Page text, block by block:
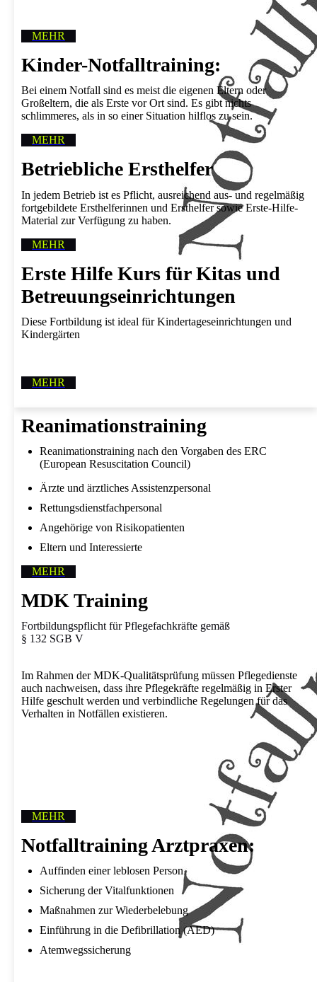
MEHR
Kinder­-Notfall­training:
Bei einem Notfall sind es meist die eigenen Eltern oder
Großeltern, die als Erste vor Ort sind. Es gibt nichts
schlimmeres, als in so einer Situation hilflos zu sein.
MEHR
Betriebliche Ersthelfer
In jedem Betrieb ist es Pflicht, ausreichend aus- und regelmäßig
fortgebildete Ersthelfer­innen und Ersthelfer sowie Erste-Hilfe-
Material zur Verfügung zu haben.
MEHR
Erste Hilfe Kurs für Kitas und
Betreu­ungseinricht­ungen
Diese Fortbildung ist ideal für Kindertageseinrichtungen und
Kindergärten
MEHR
Reani­ma­tions­training
Reanimationstraining nach den Vorgaben des ERC
(European Resuscitation Council)
Ärzte und ärztliches Assistenzpersonal
Rettungsdienstfachpersonal
Angehörige von Risikopatienten
Eltern und Interessierte
MEHR
MDK Training
Fortbildungspflicht für Pflegefachkräfte gemäß
§ 132 SGB V
Im Rahmen der MDK-Qualitätsprüfung müssen Pflegedienste
auch nachweisen, dass ihre Pflegekräfte regelmäßig in Erster
Hilfe geschult werden und verbindliche Regelungen für das
Verhalten in Notfällen existieren.
MEHR
Notfalltraining Arztpraxen:
Auffinden einer leblosen Person
Sicherung der Vitalfunktionen
Maßnahmen zur Wiederbelebung
Einführung in die Defibrillation (AED)
Atemwegssicherung